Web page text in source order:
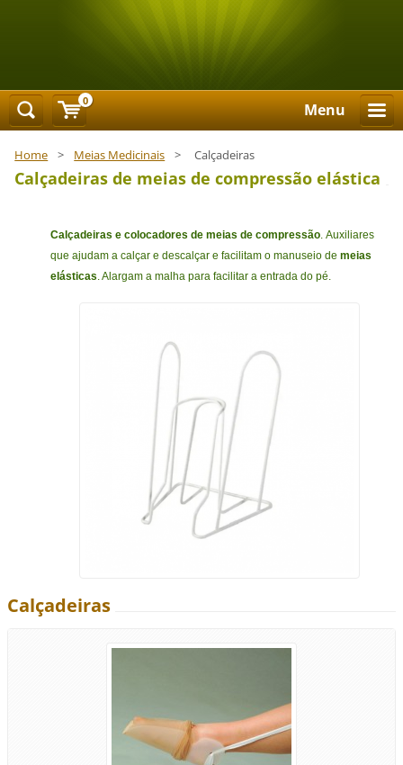
Menu
Home > Meias Medicinais > Calçadeiras
Calçadeiras de meias de compressão elástica
Calçadeiras e colocadores de meias de compressão. Auxiliares
que ajudam a calçar e descalçar e facilitam o manuseio de meias
elásticas. Alargam a malha para facilitar a entrada do pé.
Calçadeiras
0